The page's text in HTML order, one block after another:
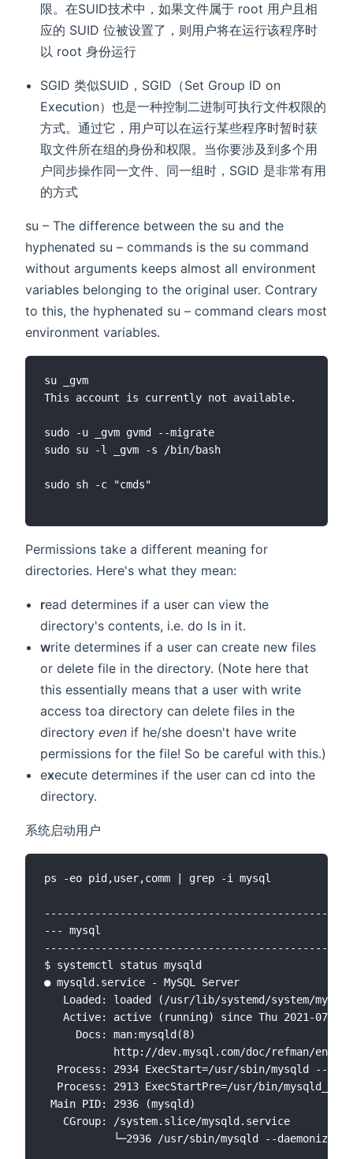
限。在SUID技术中，如果文件属于 root 用户且相
应的 SUID 位被设置了，则用户将在运行该程序时
以 root 身份运行
SGID 类似SUID，SGID（Set Group ID on
Execution）也是一种控制二进制可执行文件权限的
方式。通过它，用户可以在运行某些程序时暂时获
取文件所在组的身份和权限。当你要涉及到多个用
户同步操作同一文件、同一组时，SGID 是非常有用
的方式
su – The difference between the su and the
hyphenated su – commands is the su command
without arguments keeps almost all environment
variables belonging to the original user. Contrary
to this, the hyphenated su – command clears most
environment variables.
su _gvm
This account is currently not available.
sudo -u _gvm gvmd --migrate
sudo su -l _gvm -s /bin/bash
sudo sh -c "cmds"
Permissions take a different meaning for
directories. Here's what they mean:
read determines if a user can view the
directory's contents, i.e. do ls in it.
write determines if a user can create new files
or delete file in the directory. (Note here that
this essentially means that a user with write
access toa directory can delete files in the
directoryeven if he/she doesn't have write
permissions for the file! So be careful with this.)
execute determines if the user can cd into the
directory.
系统启动用户
ps -eo pid,user,comm | grep -i mysql
--- mysql
$ systemctl status mysqld
● mysqld.service - MySQL Server
Loaded: loaded (/usr/lib/systemd/
Active: active (running) since Thu 2021-07-
     Docs: man:mysqld(8)
http://dev.mysql.com/doc/refman/en/
Process: 2934 ExecStart=/usr/
Process: 2913 ExecStartPre=/usr/bin/
Main PID: 2936 (mysqld)
   CGroup: /system.slice/mysqld.service
└─2936 /usr/sbin/mysqld --daemonize